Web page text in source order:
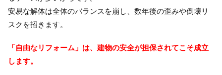
安易な解体は全体のバランスを崩し、数年後の歪みや倒壊リ
スクを招きます。
「自由なリフォーム」は、建物の安全が担保されてこそ成立
します。